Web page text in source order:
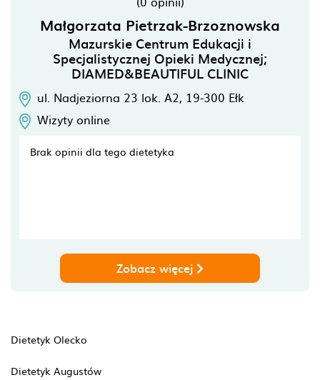
Małgorzata Pietrzak-Brzoznowska
Mazurskie Centrum Edukacji i
Specjalistycznej Opieki Medycznej;
DIAMED&BEAUTIFUL CLINIC
ul. Nadjeziorna 23 lok. A2, 19-300 Ełk
Wizyty online
Brak opinii dla tego dietetyka
Zobacz więcej
Dietetyk Olecko
Dietetyk Augustów